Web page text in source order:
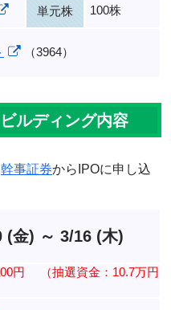
単元株 100株
（3964）
ルディング内容
幹事証券からIPOに申し込
(金) ～ 3/16 (木)
円
（抽選資金：10.7万円